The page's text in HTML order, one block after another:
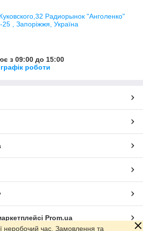
Радиорынок "Анголенко"
, Запоріжжя, Україна
з 09:00 до 15:00
роботи
Prom.ua
неробочий час. Замовлення та